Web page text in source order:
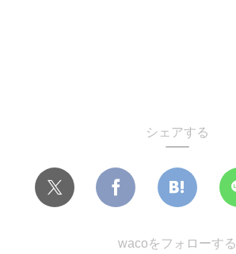
シェアする
wacoをフォローする